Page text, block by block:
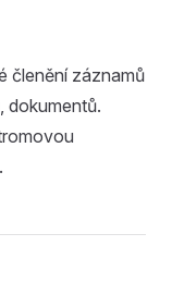
členění záznamů
dokumentů.